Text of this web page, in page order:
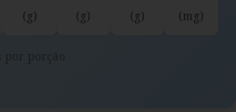
(g)
(g)
(g)
(mg)